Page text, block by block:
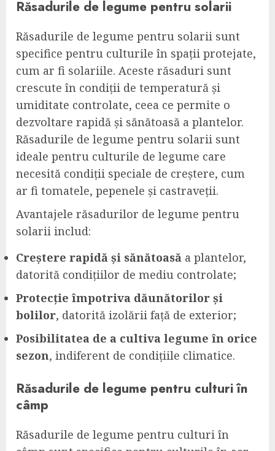
Răsadurile de legume pentru solarii
Răsadurile de legume pentru solarii sunt
specifice pentru culturile în spații protejate,
cum ar fi solariile. Aceste răsaduri sunt
crescute în condiții de temperatură și
umiditate controlate, ceea ce permite o
dezvoltare rapidă și sănătoasă a plantelor.
Răsadurile de legume pentru solarii sunt
ideale pentru culturile de legume care
necesită condiții speciale de creștere, cum
ar fi tomatele, pepenele și castraveții.
Avantajele răsadurilor de legume pentru
solarii includ:
Creștere rapidă și sănătoasă a plantelor,
datorită condițiilor de mediu controlate;
Protecție împotriva dăunătorilor și
bolilor, datorită izolării față de exterior;
Posibilitatea de a cultiva legume în orice
sezon, indiferent de condițiile climatice.
Răsadurile de legume pentru culturi în
câmp
Răsadurile de legume pentru culturi în